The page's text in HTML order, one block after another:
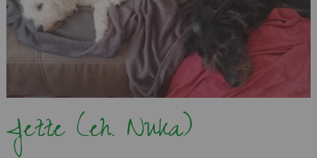
Jette (eh. Nuka)